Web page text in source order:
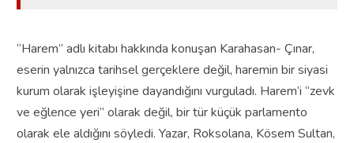
“Harem” adlı kitabı hakkında konuşan Karahasan- Çınar,
eserin yalnızca tarihsel gerçeklere değil, haremin bir siyasi
kurum olarak işleyişine dayandığını vurguladı. Harem’i “zevk
ve eğlence yeri” olarak değil, bir tür küçük parlamento
olarak ele aldığını söyledi. Yazar, Roksolana, Kösem Sultan,